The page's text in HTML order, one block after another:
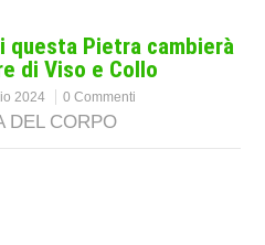
questa Pietra cambierà
di Viso e Collo
2024 0 Commenti
DEL CORPO